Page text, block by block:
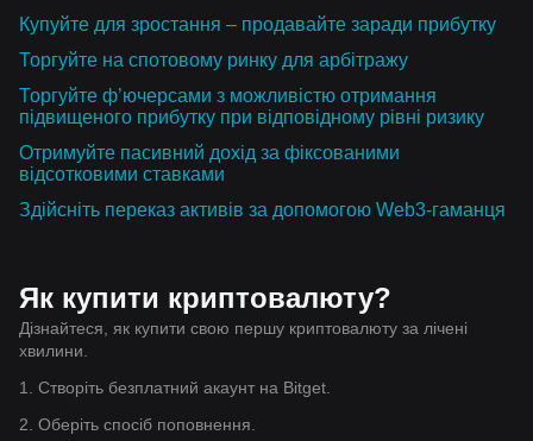
Купуйте для зростання – продавайте заради прибутку
Торгуйте на спотовому ринку для арбітражу
Торгуйте ф’ючерсами з можливістю отримання
підвищеного прибутку при відповідному рівні ризику
Отримуйте пасивний дохід за фіксованими
відсотковими ставками
Здійсніть переказ активів за допомогою Web3-гаманця
Як купити криптовалюту?
Дізнайтеся, як купити свою першу криптовалюту за лічені
хвилини.
1. Створіть безплатний акаунт на Bitget.
2. Оберіть спосіб поповнення.